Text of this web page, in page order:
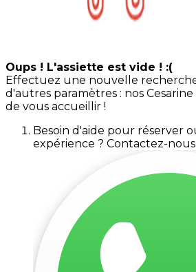
Oups ! L'assiette est vide ! :(
Effectuez une nouvelle
d'autres paramètres : nos
de vous accueillir !
Besoin d'aide pour réserver
expérience ? Contactez-nous